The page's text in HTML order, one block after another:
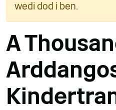
wedi dod i ben.
A